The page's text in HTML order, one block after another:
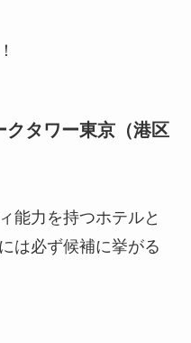
タワー東京（港区
能力を持つホテルと
は必ず候補に挙がる